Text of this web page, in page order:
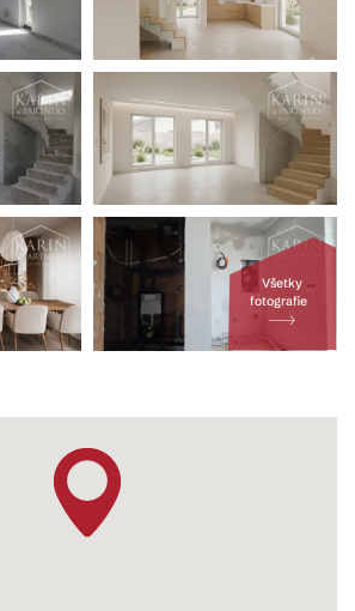
Všetky
fotografie